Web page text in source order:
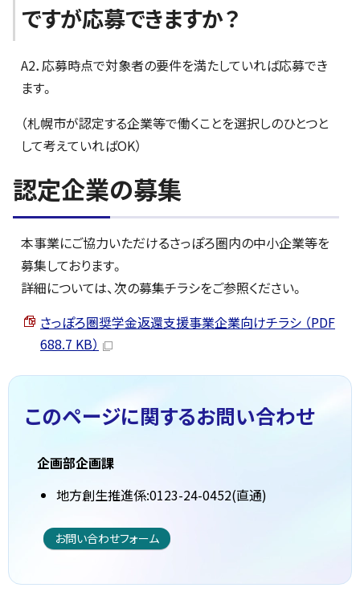
ですが応募できますか？
A2．応募時点で対象者の要件を満たしていれば応募でき
ます。
（札幌市が認定する企業等で働くことを選択しのひとつと
して考えていればOK）
認定企業の募集
本事業にご協力いただけるさっぽろ圏内の中小企業等を
募集しております。
詳細については、次の募集チラシをご参照ください。
さっぽろ圏奨学金返還支援事業企業向けチラシ （PDF
688.7 KB）
このページに関するお問い合わせ
企画部企画課
地方創生推進係:0123-24-0452(直通)
お問い合わせフォーム